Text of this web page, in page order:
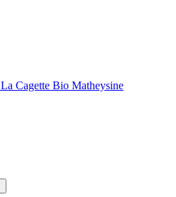
La Cagette Bio Matheysine